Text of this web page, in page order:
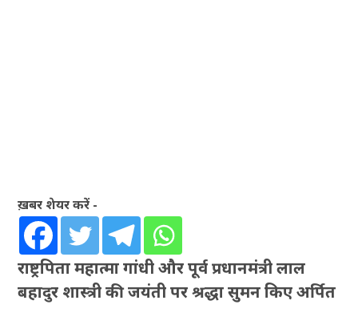
ख़बर शेयर करें -
राष्ट्रपिता महात्मा गांधी और पूर्व प्रधानमंत्री लाल
बहादुर शास्त्री की जयंती पर श्रद्धा सुमन किए अर्पित